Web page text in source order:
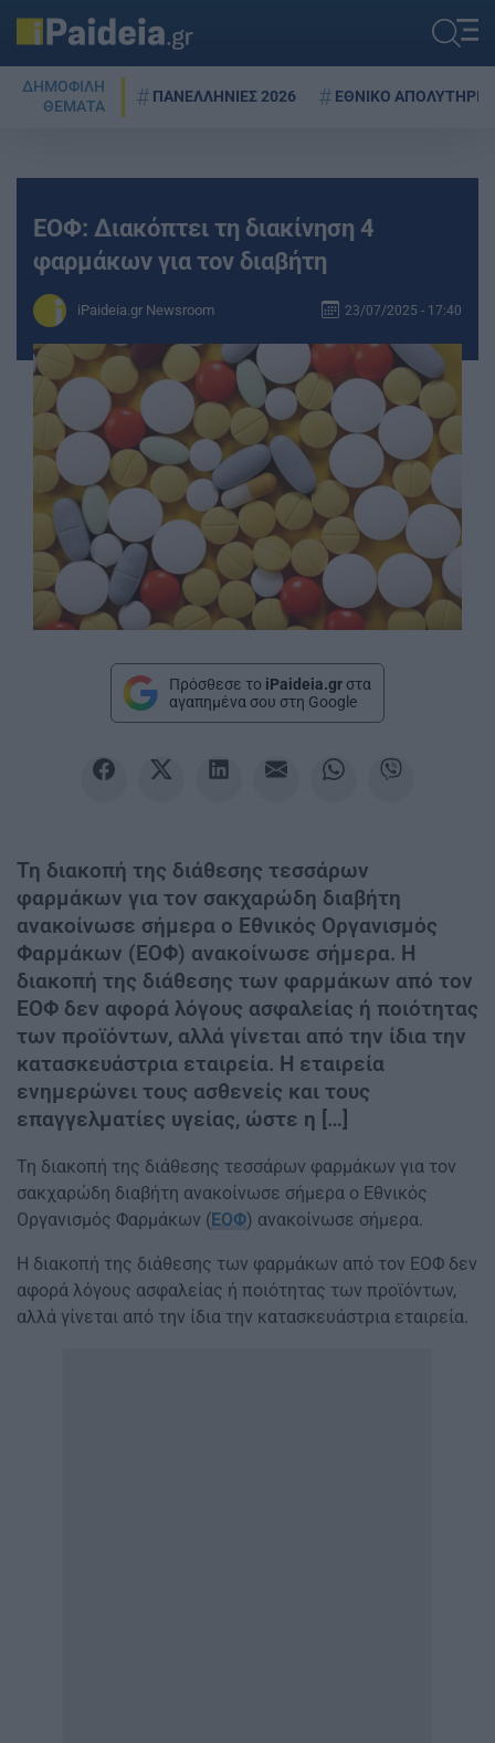
ΔΗΜΟΦΙΛΗ
ΘΕΜΑΤΑ
ΠΑΝΕΛΛΗΝΙΕΣ 2026 ΕΘΝΙΚΟ ΑΠΟΛΥΤΗΡΙΟ
ΕΟΦ: Διακόπτει τη διακίνηση 4
φαρμάκων για τον διαβήτη
iPaideia.gr Newsroom 23/07/2025 - 17:40
Πρόσθεσε το iPaideia.gr στα
αγαπημένα σου στη Google
Τη διακοπή της διάθεσης τεσσάρων
φαρμάκων για τον σακχαρώδη διαβήτη
ανακοίνωσε σήμερα ο Εθνικός Οργανισμός
Φαρμάκων (ΕΟΦ) ανακοίνωσε σήμερα. Η
διακοπή της διάθεσης των φαρμάκων από τον
ΕΟΦ δεν αφορά λόγους ασφαλείας ή ποιότητας
των προϊόντων, αλλά γίνεται από την ίδια την
κατασκευάστρια εταιρεία. Η εταιρεία
ενημερώνει τους ασθενείς και τους
επαγγελματίες υγείας, ώστε η […]
Τη διακοπή της διάθεσης τεσσάρων φαρμάκων για τον
σακχαρώδη διαβήτη ανακοίνωσε σήμερα ο Εθνικός
Οργανισμός Φαρμάκων (ΕΟΦ) ανακοίνωσε σήμερα.
Η διακοπή της διάθεσης των φαρμάκων από τον ΕΟΦ δεν
αφορά λόγους ασφαλείας ή ποιότητας των προϊόντων,
αλλά γίνεται από την ίδια την κατασκευάστρια εταιρεία.